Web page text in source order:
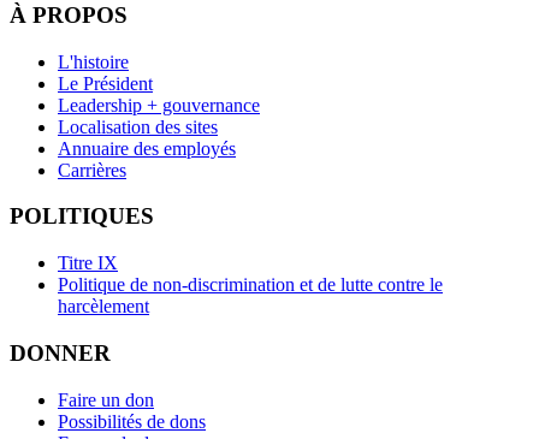
À PROPOS
L'histoire
Le Président
Leadership + gouvernance
Localisation des sites
Annuaire des employés
Carrières
POLITIQUES
Titre IX
Politique de non-discrimination et de lutte contre le
harcèlement
DONNER
Faire un don
Possibilités de dons